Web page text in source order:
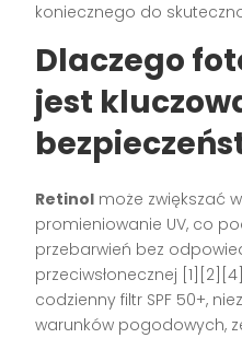
koniecznego do
Dlaczego
jest
Retinol może zwiększać
promieniowanie UV, co
przebarwień bez
przeciwsłonecznej
codzienny filtr SPF 50+,
warunków pogodowych,